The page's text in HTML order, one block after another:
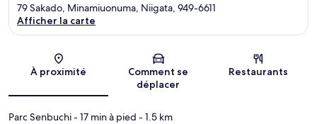
Carte
79 Sakado, Minamiuonuma, Niigata, 949-6611
Afficher la carte
À proximité
Comment se
déplacer
Restaurants
Parc Senbuchi- 17 min à pied - 1.5 km